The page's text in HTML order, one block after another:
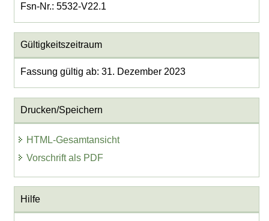
Fsn-Nr.: 5532-V22.1
Gültigkeitszeitraum
Fassung gültig ab: 31. Dezember 2023
Drucken/Speichern
HTML-Gesamtansicht
Vorschrift als PDF
Hilfe